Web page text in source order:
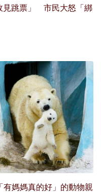
見跳票」 市民大怒「綁
媽媽真的好」的動物親